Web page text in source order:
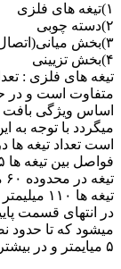
۱)تیغه های فلزی
۲)دسته چوبی
۳)بخش میانی(اتصال دسته و تیغه)
۴)بخش تزیینی
تیغه های فلزی :
متفاوت است و در
اساس ویژگی بافت
میگردد با توجه به
است تعداد تیغه ها در این نمونه
تیغه ها ۱۱۰ میلیمتر تا ۱۱۵ میلیمتر متغیر است .
میشود که تا حدود
۵ میایمتر و در بیشترین عرض ۲۰ میلیمتر پهنا دارد .